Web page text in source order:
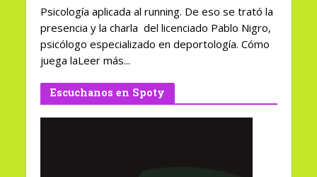
Psicología aplicada al running. De eso se trató la
presencia y la charla del licenciado Pablo Nigro,
psicólogo especializado en deportología. Cómo
juega laLeer más...
Escuchanos en Spoty